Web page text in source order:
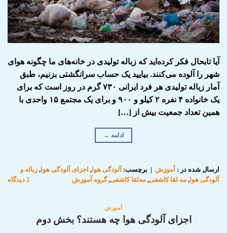
آیا تابحال فکر کرده‌اید که زباله تولیدی در خانه‌های ما چگونه هوای
شهر را آلوده می‌کنند. بیایید یک حساب سرانگشتی بزنیم، طبق
آمار زباله تولیدی هر فرد ایرانی ۷۳۰ گرم در روز است که برای
یک خانواده ۴ نفره ۲ کیلو و ۹۰۰ و برای یک مجتمع ۱۵ واحدی با
همین تعداد جمعیت بیش از […]
ادامه →
ارسال شده در : آموزش برچسب: آلودگی هوا , اجزای آلودگی هوا , زباله و
آلودگی هوا , مه لقا کاشفی, مه‌لقا کاشفی,گروه آموزش 2 دیدگاه
آموزش
اجزای آلودگی هوا چه هستند؟ بخش دوم